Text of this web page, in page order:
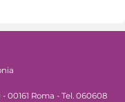
00161 Roma - Tel. 060608